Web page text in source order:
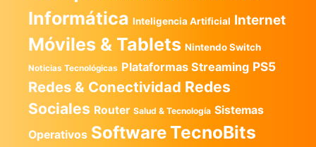
Informática Inteligencia Artificial Internet
Móviles & Tablets Nintendo Switch
Noticias Tecnológicas Plataformas Streaming PS5
Redes & Conectividad Redes
Sociales Router Salud & Tecnología Sistemas
Operativos SoftwareTecnoBits